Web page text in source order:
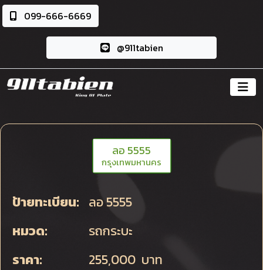
099-666-6669
@911tabien
ลอ 5555
กรุงเทพมหานคร
ป้ายทะเบียน: ลอ 5555
หมวด:
รถกระบะ
ราคา:
255,000 บาท